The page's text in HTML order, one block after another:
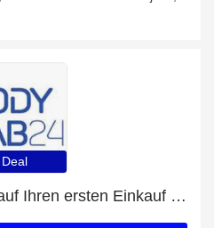
Deal
Mehr als 24% Rabatt auf Ihren ersten Einkauf plus 5% Rabatt auf Veganes Proteinpulver